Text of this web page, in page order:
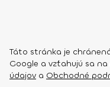
Táto stránka je
Google a vzťahujú sa
údajov a Obchodné